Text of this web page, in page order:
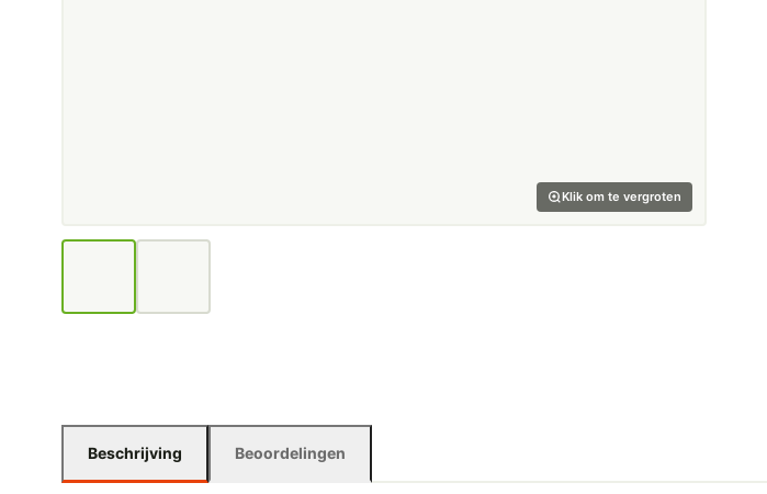
Klik om te vergroten
Beschrijving Beoordelingen